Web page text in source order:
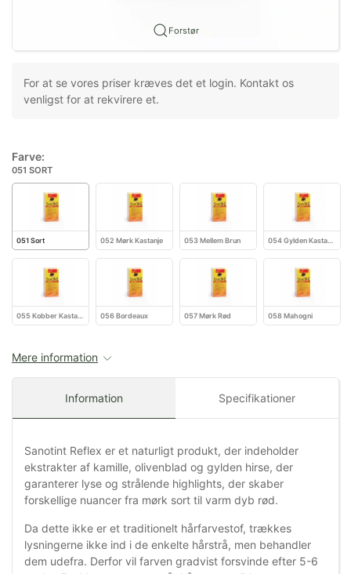
Forstør
For at se vores priser kræves det et login. Kontakt os
venligst for at rekvirere et.
Farve:
051 SORT
051 Sort 052 Mørk Kastanje 053 Mellem Brun 054 Gylden Kastanje
055 Kobber Kastanje 056 Bordeaux 057 Mørk Rød 058 Mahogni
Mere information
Information Specifikationer
Sanotint Reflex er et naturligt produkt, der indeholder
ekstrakter af kamille, olivenblad og gylden hirse, der
garanterer lyse og strålende highlights, der skaber
forskellige nuancer fra mørk sort til varm dyb rød.
Da dette ikke er et traditionelt hårfarvestof, trækkes
lysningerne ikke ind i de enkelte hårstrå, men behandler
dem udefra. Derfor vil farven gradvist forsvinde efter 5-6